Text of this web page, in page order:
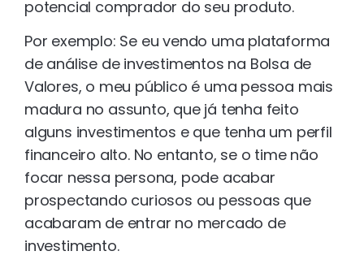
potencial comprador do seu produto.
Por exemplo: Se eu vendo uma plataforma
de análise de investimentos na Bolsa de
Valores, o meu público é uma pessoa mais
madura no assunto, que já tenha feito
alguns investimentos e que tenha um perfil
financeiro alto. No entanto, se o time não
focar nessa persona, pode acabar
prospectando curiosos ou pessoas que
acabaram de entrar no mercado de
investimento.